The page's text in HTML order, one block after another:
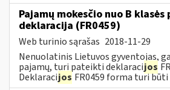
Pajamų mokesčio nuo B klasės
deklaracija (FR0459)
Web turinio sąrašas 2018-11-29
Nenuolatinis Lietuvos gyventojas,
pajamų, turi pateikti deklaracijos
Deklaracijos FR0459 forma turi